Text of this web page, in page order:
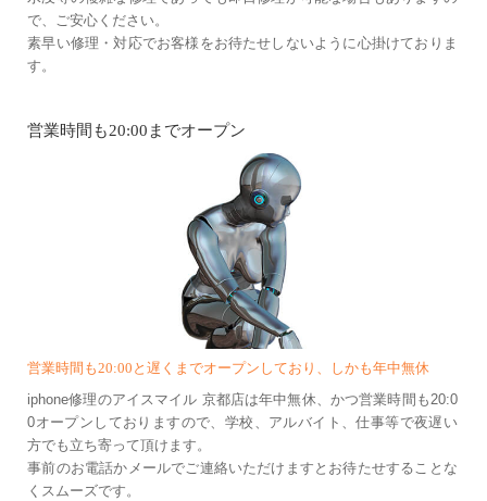
で、ご安心ください。
素早い修理・対応でお客様をお待たせしないように心掛けておりま
す。
営業時間も20:00までオープン
営業時間も20:00と遅くまでオープンしており、しかも年中無休
iphone修理のアイスマイル 京都店は年中無休、かつ営業時間も20:0
0オープンしておりますので、学校、アルバイト、仕事等で夜遅い
方でも立ち寄って頂けます。
事前のお電話かメールでご連絡いただけますとお待たせすることな
くスムーズです。